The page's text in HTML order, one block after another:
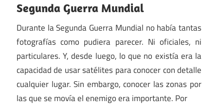
Segunda Guerra Mundial
Durante la Segunda Guerra Mundial no había tantas
fotografías como pudiera parecer. Ni oficiales, ni
particulares. Y, desde luego, lo que no existía era la
capacidad de usar satélites para conocer con detalle
cualquier lugar. Sin embargo, conocer las zonas por
las que se movía el enemigo era importante. Por